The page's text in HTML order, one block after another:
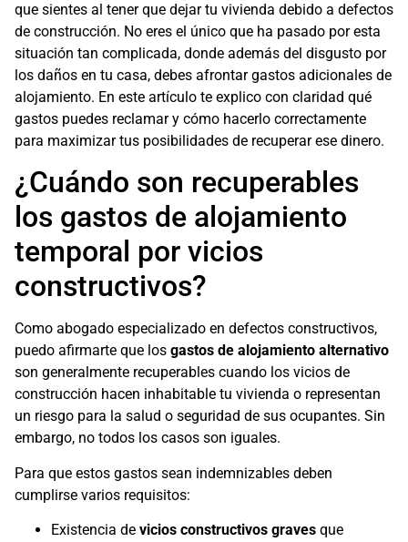
que sientes al tener que dejar tu vivienda debido a defectos
de construcción. No eres el único que ha pasado por esta
situación tan complicada, donde además del disgusto por
los daños en tu casa, debes afrontar gastos adicionales de
alojamiento. En este artículo te explico con claridad qué
gastos puedes reclamar y cómo hacerlo correctamente
para maximizar tus posibilidades de recuperar ese dinero.
¿Cuándo son recuperables
los gastos de alojamiento
temporal por vicios
constructivos?
Como abogado especializado en defectos constructivos,
puedo afirmarte que los gastos de alojamiento alternativo
son generalmente recuperables cuando los vicios de
construcción hacen inhabitable tu vivienda o representan
un riesgo para la salud o seguridad de sus ocupantes. Sin
embargo, no todos los casos son iguales.
Para que estos gastos sean indemnizables deben
cumplirse varios requisitos:
Existencia de vicios constructivos graves que